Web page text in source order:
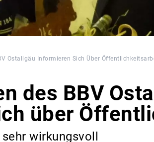
Ostallgäu Informieren Sich Über
des BBV
über
wirkungsvoll